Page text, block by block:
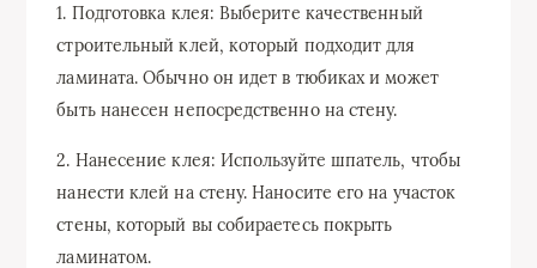
1. Подготовка клея: Выберите качественный
строительный клей, который подходит для
ламината. Обычно он идет в тюбиках и может
быть нанесен непосредственно на стену.
2. Нанесение клея: Используйте шпатель, чтобы
нанести клей на стену. Наносите его на участок
стены, который вы собираетесь покрыть
ламинатом.